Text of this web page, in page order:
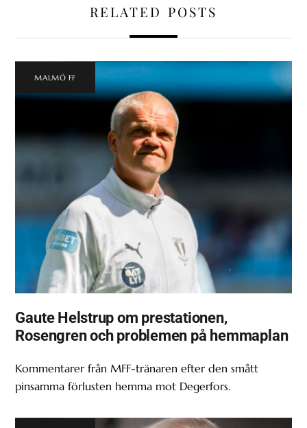
RELATED POSTS
MALMÖ FF
Gaute Helstrup om prestationen,
Rosengren och problemen på hemmaplan
Kommentarer från MFF-tränaren efter den smått
pinsamma förlusten hemma mot Degerfors.